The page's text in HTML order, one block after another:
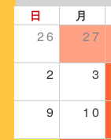
日 月
26 27
2 3
9 10